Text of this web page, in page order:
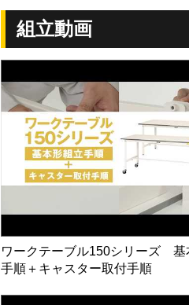
組立動画
ワークテーブル150シリーズ 基
手順＋キャスター取付手順